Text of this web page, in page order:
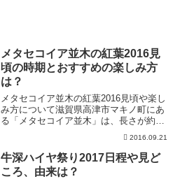
メタセコイア並木の紅葉2016見
頃の時期とおすすめの楽しみ方
は？
メタセコイア並木の紅葉2016見頃や楽し
み方について滋賀県高津市マキノ町にあ
る「メタセコイア並木」は、長さが約
2.5kmに渡ってメタセコイアの木が植え
られている並木道です。行った事がある
方も多いと思います。1年を通して美しい
並木道で、秋の紅...
2016.09.21
牛深ハイヤ祭り2017日程や見ど
ころ、由来は？